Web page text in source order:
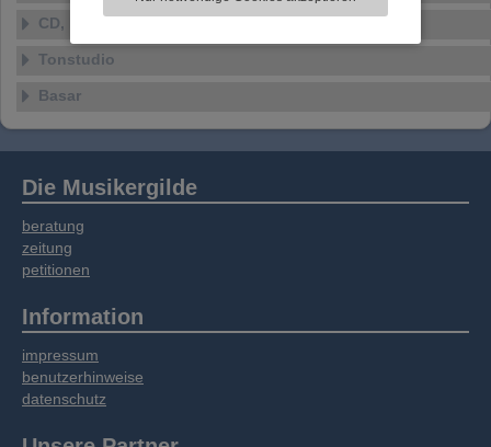
Informationen zu Ihrer Verwendung unserer
soziale Medien, Werbung und Analysen
CD, DVD, Vinyl
Tonstudio
Basar
Die Musikergilde
beratung
zeitung
petitionen
Information
impressum
benutzerhinweise
datenschutz